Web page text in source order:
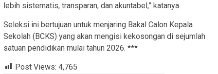
lebih sistematis, transparan, dan akuntabel,” katanya.
Seleksi ini bertujuan untuk menjaring Bakal Calon Kepala
Sekolah (BCKS) yang akan mengisi kekosongan di sejumlah
satuan pendidikan mulai tahun 2026. ***
Post Views: 4,765